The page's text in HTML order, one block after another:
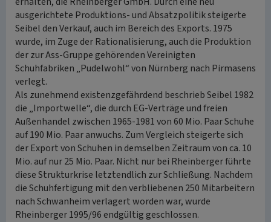
ausgerichtete Produktions- und Absatzpolitik steigerte
Seibel den Verkauf, auch im Bereich des Exports. 1975
wurde, im Zuge der Rationalisierung, auch die Produktion
der zur Ass-Gruppe gehörenden Vereinigten
Schuhfabriken „Pudelwohl“ von Nürnberg nach Pirmasens
verlegt.
Als zunehmend existenzgefährdend beschrieb Seibel 1982
die „Importwelle“, die durch EG-Verträge und freien
Außenhandel zwischen 1965-1981 von 60 Mio. Paar Schuhe
auf 190 Mio. Paar anwuchs. Zum Vergleich steigerte sich
der Export von Schuhen in demselben Zeitraum von ca. 10
Mio. auf nur 25 Mio. Paar. Nicht nur bei Rheinberger führte
diese Strukturkrise letztendlich zur Schließung. Nachdem
die Schuhfertigung mit den verbliebenen 250 Mitarbeitern
nach Schwanheim verlagert worden war, wurde
Rheinberger 1995/96 endgültig geschlossen.